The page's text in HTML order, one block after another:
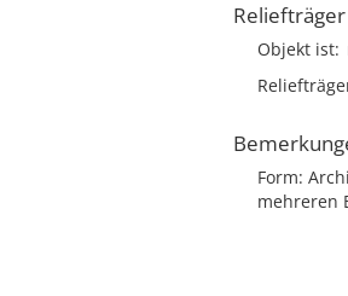
Reliefträger
Objekt ist
Form:
mehreren